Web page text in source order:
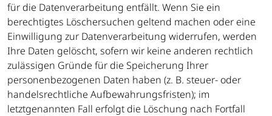
für die Datenverarbeitung entfällt. Wenn Sie ein
berechtigtes Löschersuchen geltend machen oder eine
Einwilligung zur Datenverarbeitung widerrufen, werden
Ihre Daten gelöscht, sofern wir keine anderen rechtlich
zulässigen Gründe für die Speicherung Ihrer
personenbezogenen Daten haben (z. B. steuer- oder
handelsrechtliche Aufbewahrungsfristen); im
letztgenannten Fall erfolgt die Löschung nach Fortfall